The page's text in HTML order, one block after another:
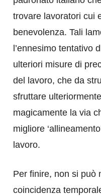
trovare lavoratori cui
benevolenza. Tali
l’ennesimo tentativo
ulteriori misure di
del lavoro, che da
sfruttare
magicamente la via
migliore
lavoro.
Per finire, non si può
coincidenza